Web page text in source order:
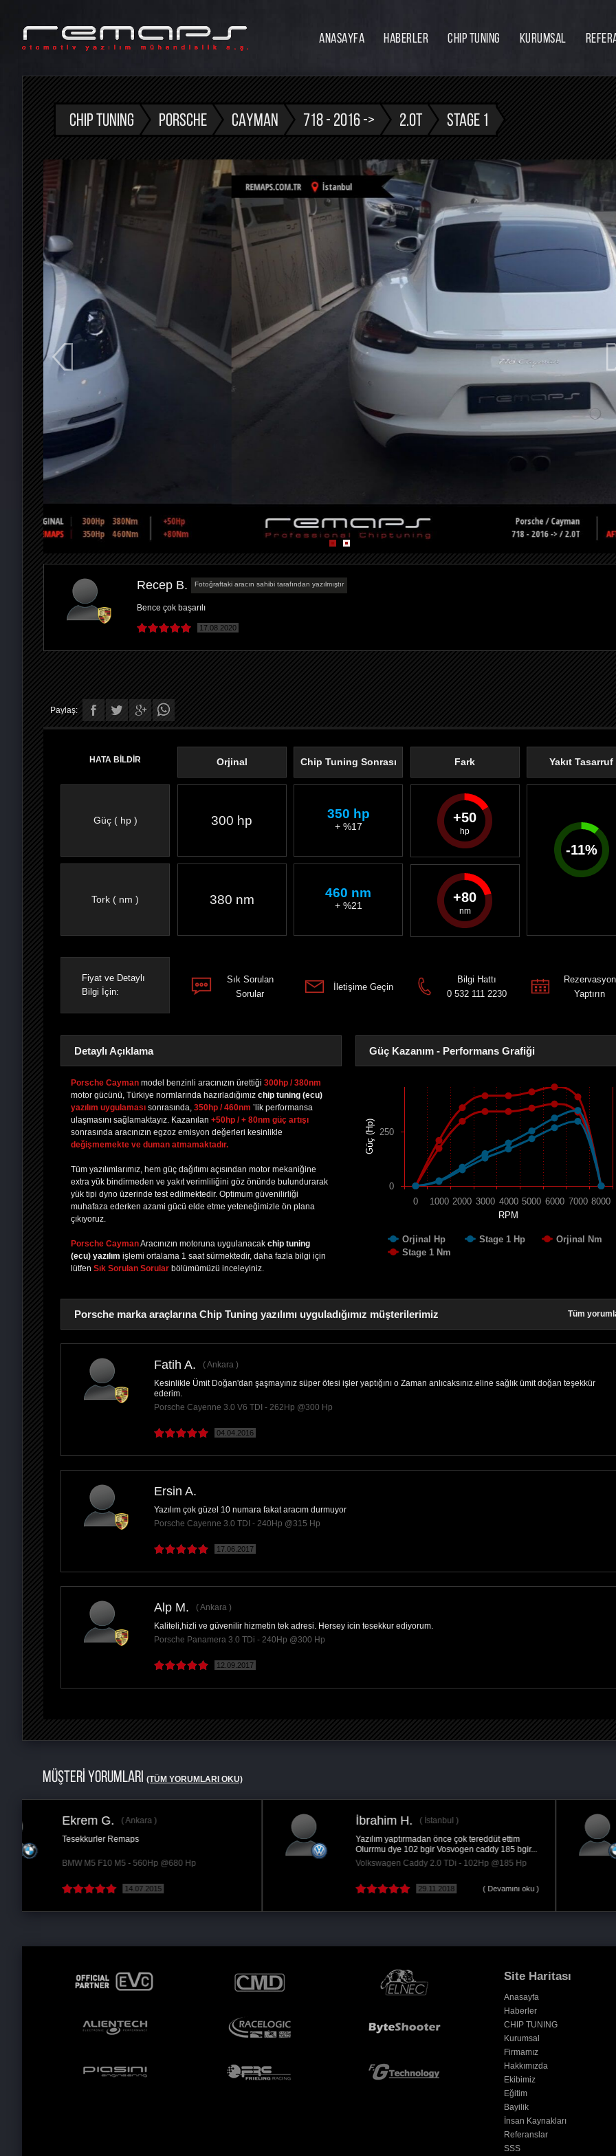
ANASAYFA HABERLER CHIP TUNING KURUMSAL
İnsan Kaynakları
CHIP TUNING PORSCHE CAYMAN 718 - 2016 -> 2.0T STAGE 1
Recep B. Fotoğraftaki aracın sahibi tarafından yazılmıştır
Bence çok başarılı
17.08.2020
Paylaş:
PAYLAŞPAYLAŞPLUS'TA
PAYLAŞ
PAYLAŞ
HATA BİLDİR
Güç ( hp )
Tork ( nm )
Orjinal
300 hp
380 nm
Chip Tuning Sonrası
350 hp
+ %17
460 nm
+ %21
Fark
50
80
Yakıt Tasarruf
-11%
Fiyat ve Detaylı
Bilgi İçin:
Sık Sorulan
Sorular
İletişime Geçin
Bilgi Hattı
0 532 111 2230
Rezervasyon
Yaptırın
Detaylı Açıklama
Porsche Cayman model benzinli aracınızın ürettiği 300hp / 380nm
motor gücünü, Türkiye normlarında hazırladığımız chip tuning (ecu)
yazılım uygulaması sonrasında, 350hp / 460nm ’lik performansa
ulaşmasını sağlamaktayız. Kazanılan +50hp / + 80nm güç artışı
sonrasında aracınızın egzoz emisyon değerleri kesinlikle
değişmemekte ve duman atmamaktadır.
Tüm yazılımlarımız, hem güç dağıtımı açısından motor mekaniğine
extra yük bindirmeden ve yakıt verimliliğini göz önünde bulundurarak
yük tipi dyno üzerinde test edilmektedir. Optimum güvenilirliği
muhafaza ederken azami gücü elde etme yeteneğimizle ön plana
çıkıyoruz.
Porsche CaymanAracınızın motoruna uygulanacak chip tuning
(ecu) yazılım işlemi ortalama 1 saat sürmektedir, daha fazla bilgi için
lütfen Sık Sorulan Sorular bölümümüzü inceleyiniz.
Güç Kazanım - Performans Grafiği
RPM
Güç (Hp)
Orjinal Hp Stage 1 Hp
Orjinal Nm
Stage 1 Nm
0 1000 2000 3000 4000 5000 6000 7000 8000
0
250
Porsche marka araçlarına Chip Tuning yazılımı uyguladığımız müşterilerimiz Tüm
Fatih A.
Ankara
Kesinlikle Ümit Doğan'dan şaşmayınız süper ötesi işler yaptığını o Zaman anlıcaksınız.eline sağlık ümit doğan teşekkür
ederim.
Porsche Cayenne 3.0 V6 TDI - 262Hp @300 Hp
04.04.2016
Ersin A.
Yazılım çok güzel 10 numara fakat aracım durmuyor
Porsche Cayenne 3.0 TDI - 240Hp @315 Hp
17.06.2017
Alp M.
Ankara
Kaliteli,hizli ve güvenilir hizmetin tek adresi. Hersey icin tesekkur ediyorum.
Porsche Panamera 3.0 TDi - 240Hp @300 Hp
12.09.2017
MÜŞTERİ YORUMLARI (TÜM YORUMLARI OKU)
İbrahim H.
Yazılım yaptırmadan önce çok tereddüt ettim
Olurrmu dye 102 bgir Vosvogen caddy 185 bgir...
Volkswagen Caddy 2.0 TDi - 102Hp @185 Hp
Muhammet Y.
Beğendim başarılı Ümit kardeşim çok ilgiliydi
BMW 3-Serisi 316i - 136Hp @220 Hp
28.07.2018
Site Haritası
Anasayfa
Haberler
CHIP TUNING
Kurumsal
Firmamız
Hakkımızda
Ekibimiz
Eğitim
Bayilik
İnsan Kaynakları
Referanslar
SSS